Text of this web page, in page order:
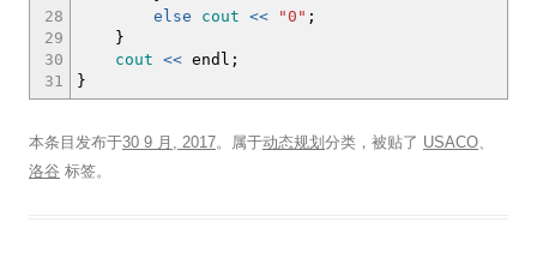
28
29
30
31
else
cout << "0" ;
}
cout << endl ;
}
本条目发布于30 9 月, 2017。属于动态规划 分类，被贴了 USACO、
洛谷 标签。